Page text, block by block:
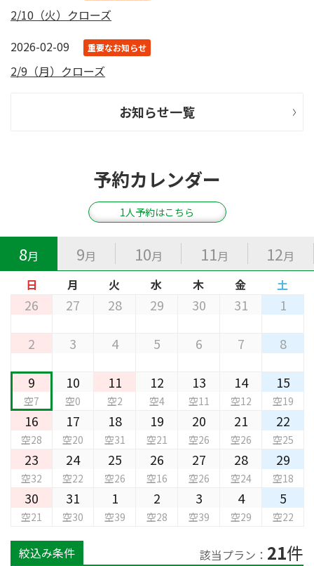
2/10（火）クローズ
2026-02-09
重要なお知らせ
2/9（月）クローズ
お知らせ一覧
予約カレンダー
1人予約はこちら
8月 9月 10月 11月 12月
日
月 火 水 木 金 土
26 27 28 29 30 31 1
2 3 4 5 6 7 8
9
空7
10
空0
11
空2
12
空4
13
空11
14
空12
15
空19
16
空28
17
空20
18
空31
19
空21
20
空26
21
空26
22
空25
23
空32
24
空22
25
空26
26
空16
27
空26
28
空24
29
空18
30
空21
31
空30
1
空39
2
空28
3
空39
4
空29
5
空22
絞込み条件 該当プラン： 21件